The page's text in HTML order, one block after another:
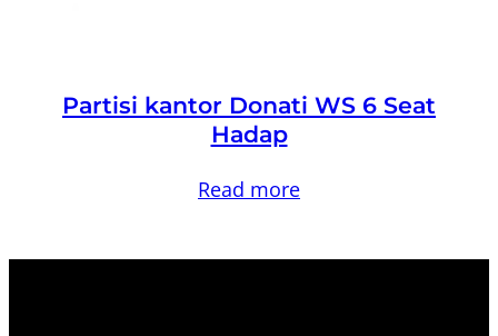
Partisi kantor Donati WS 6 Seat
Hadap
Read more